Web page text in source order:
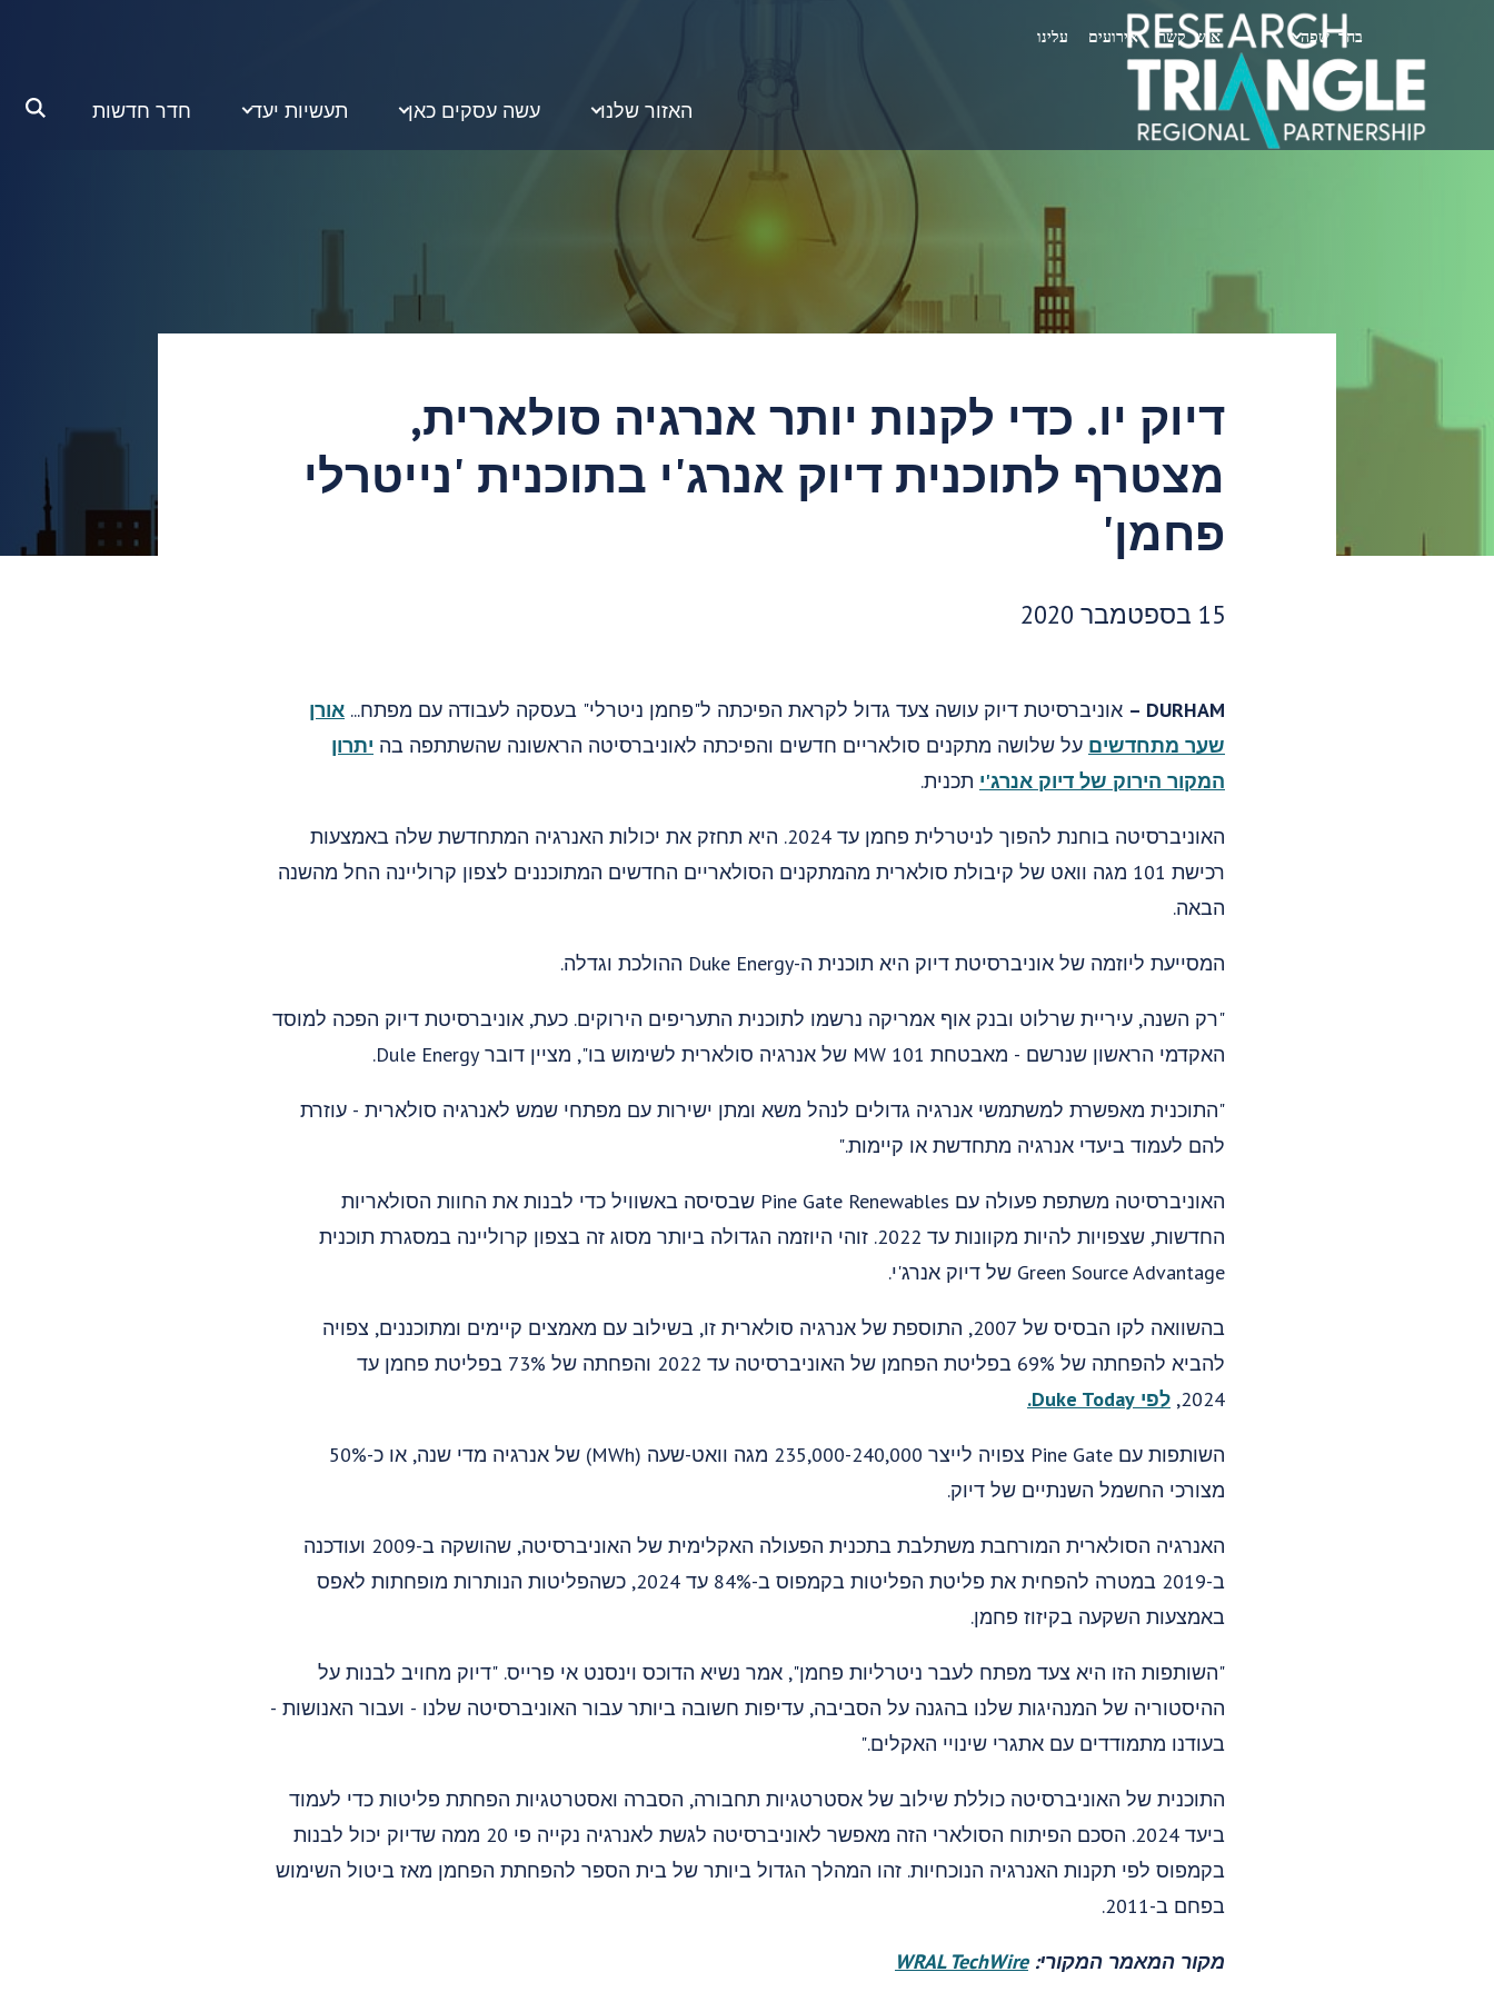
האזור שלנו עשה עסקים כאן תעשיות יעד חדר חדשות
עלינו אירועים איש קשר בחר שפה
דיוק יו. כדי לקנות יותר אנרגיה סולארית,
מצטרף לתוכנית דיוק אנרג'י בתוכנית 'נייטרלי
פחמן'
תאריך פרסום:
15 בספטמבר 2020
DURHAM – אוניברסיטת דיוק עושה צעד גדול לקראת הפיכתה ל"פחמן ניטרלי" בעסקה לעבודה עם מפתח... אורן
שער מתחדשים על שלושה מתקנים סולאריים חדשים והפיכתה לאוניברסיטה הראשונה שהשתתפה בה יתרון
המקור הירוק של דיוק אנרג'י תכנית.
האוניברסיטה בוחנת להפוך לניטרלית פחמן עד 2024. היא תחזק את יכולות האנרגיה המתחדשת שלה באמצעות
רכישת 101 מגה וואט של קיבולת סולארית מהמתקנים הסולאריים החדשים המתוכננים לצפון קרוליינה החל מהשנה
הבאה.
המסייעת ליוזמה של אוניברסיטת דיוק היא תוכנית ה-Duke Energy ההולכת וגדלה.
"רק השנה, עיריית שרלוט ובנק אוף אמריקה נרשמו לתוכנית התעריפים הירוקים. כעת, אוניברסיטת דיוק הפכה למוסד
האקדמי הראשון שנרשם - מאבטחת 101 MW של אנרגיה סולארית לשימוש בו", מציין דובר Dule Energy.
"התוכנית מאפשרת למשתמשי אנרגיה גדולים לנהל משא ומתן ישירות עם מפתחי שמש לאנרגיה סולארית - עוזרת
להם לעמוד ביעדי אנרגיה מתחדשת או קיימות."
האוניברסיטה משתפת פעולה עם Pine Gate Renewables שבסיסה באשוויל כדי לבנות את החוות הסולאריות
החדשות, שצפויות להיות מקוונות עד 2022. זוהי היוזמה הגדולה ביותר מסוג זה בצפון קרוליינה במסגרת תוכנית
Green Source Advantage של דיוק אנרג'י.
בהשוואה לקו הבסיס של 2007, התוספת של אנרגיה סולארית זו, בשילוב עם מאמצים קיימים ומתוכננים, צפויה
להביא להפחתה של 69% בפליטת הפחמן של האוניברסיטה עד 2022 והפחתה של 73% בפליטת פחמן עד
2024, לפי Duke Today.
השותפות עם Pine Gate צפויה לייצר 235,000-240,000 מגה וואט-שעה (MWh) של אנרגיה מדי שנה, או כ-50%
מצורכי החשמל השנתיים של דיוק.
האנרגיה הסולארית המורחבת משתלבת בתכנית הפעולה האקלימית של האוניברסיטה, שהושקה ב-2009 ועודכנה
ב-2019 במטרה להפחית את פליטת הפליטות בקמפוס ב-84% עד 2024, כשהפליטות הנותרות מופחתות לאפס
באמצעות השקעה בקיזוז פחמן.
"השותפות הזו היא צעד מפתח לעבר ניטרליות פחמן", אמר נשיא הדוכס וינסנט אי פרייס. "דיוק מחויב לבנות על
ההיסטוריה של המנהיגות שלנו בהגנה על הסביבה, עדיפות חשובה ביותר עבור האוניברסיטה שלנו - ועבור האנושות -
בעודנו מתמודדים עם אתגרי שינויי האקלים."
התוכנית של האוניברסיטה כוללת שילוב של אסטרטגיות תחבורה, הסברה ואסטרטגיות הפחתת פליטות כדי לעמוד
ביעד 2024. הסכם הפיתוח הסולארי הזה מאפשר לאוניברסיטה לגשת לאנרגיה נקייה פי 20 ממה שדיוק יכול לבנות
בקמפוס לפי תקנות האנרגיה הנוכחיות. זהו המהלך הגדול ביותר של בית הספר להפחתת הפחמן מאז ביטול השימוש
בפחם ב-2011.
מקור המאמר המקורי:WRAL TechWire